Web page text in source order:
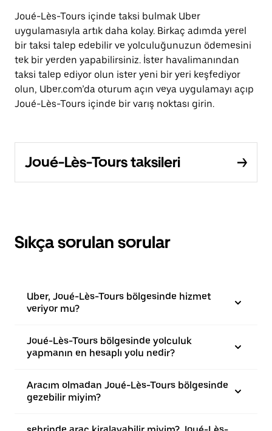
Joué-Lès-Tours içinde taksi bulmak Uber
uygulamasıyla artık daha kolay. Birkaç adımda yerel
bir taksi talep edebilir ve yolculuğunuzun ödemesini
tek bir yerden yapabilirsiniz. İster havalimanından
taksi talep ediyor olun ister yeni bir yeri keşfediyor
olun, Uber.com’da oturum açın veya uygulamayı açıp
Joué-Lès-Tours içinde bir varış noktası girin.
Joué-Lès-Tours taksileri
Sıkça sorulan sorular
Uber, Joué-Lès-Tours bölgesinde hizmet
veriyor mu?
Joué-Lès-Tours bölgesinde yolculuk
yapmanın en hesaplı yolu nedir?
Aracım olmadan Joué-Lès-Tours bölgesinde
gezebilir miyim?